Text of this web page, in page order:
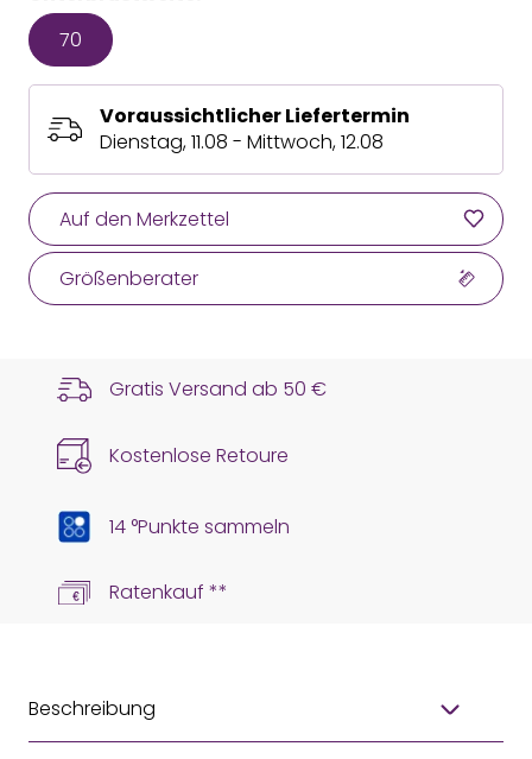
70
Voraussichtlicher Liefertermin
Dienstag, 11.08 - Mittwoch, 12.08
Auf den Merkzettel
Größenberater
Gratis Versand ab 50 €
Kostenlose Retoure
14 °Punkte sammeln
Ratenkauf **
Beschreibung